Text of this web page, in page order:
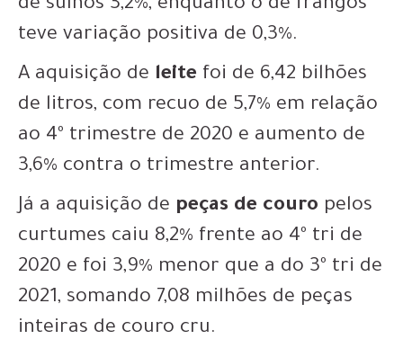
de suínos 3,2%, enquanto o de frangos
teve variação positiva de 0,3%.
A aquisição de leite foi de 6,42 bilhões
de litros, com recuo de 5,7% em relação
ao 4º trimestre de 2020 e aumento de
3,6% contra o trimestre anterior.
Já a aquisição de peças de couro pelos
curtumes caiu 8,2% frente ao 4º tri de
2020 e foi 3,9% menor que a do 3º tri de
2021, somando 7,08 milhões de peças
inteiras de couro cru.